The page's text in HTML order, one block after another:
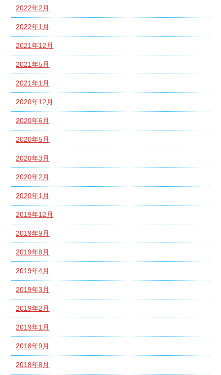
2022年2月
2022年1月
2021年12月
2021年5月
2021年1月
2020年12月
2020年6月
2020年5月
2020年3月
2020年2月
2020年1月
2019年12月
2019年9月
2019年8月
2019年4月
2019年3月
2019年2月
2019年1月
2018年9月
2018年8月